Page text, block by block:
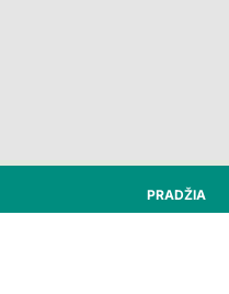
PRADŽIA